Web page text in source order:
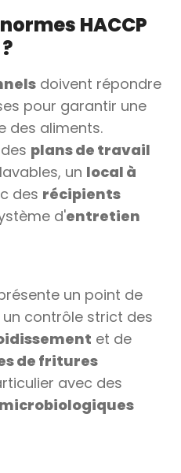
HACCP
doivent répondre
pour garantir une
des aliments.
plans de travail
un local à
des récipients
d'entretien
un point de
contrôle strict des
et de
de fritures
avec des